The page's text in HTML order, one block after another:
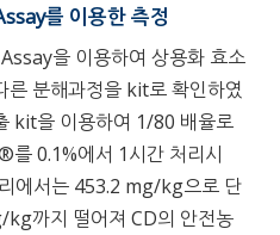
를 이용한 측정
을 이용하여 상용화 효소
른 분해과정을 kit로 확인하였
kit을 이용하여 1/80 배율로
0.1%에서 1시간 처리시
에서는 453.2 mg/kg으로 단
까지 떨어져 CD의 안전농